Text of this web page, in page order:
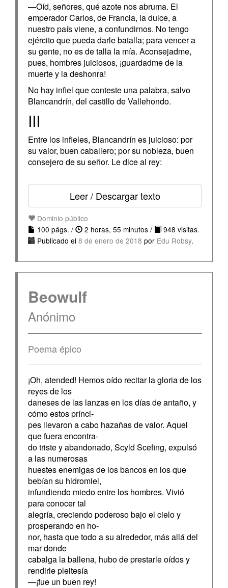
—Oíd, señores, qué azote nos abruma. El
emperador Carlos, de Francia, la dulce, a
nuestro país viene, a confundirnos. No tengo
ejército que pueda darle batalla; para vencer a
su gente, no es de talla la mía. Aconsejadme,
pues, hombres juiciosos, ¡guardadme de la
muerte y la deshonra!
No hay infiel que conteste una palabra, salvo
Blancandrín, del castillo de Vallehondo.
III
Entre los infieles, Blancandrín es juicioso: por
su valor, buen caballero; por su nobleza, buen
consejero de su señor. Le dice al rey:
Leer / Descargar texto
Dominio público
100 págs. /
2 horas, 55 minutos /
948 visitas.
Publicado el 8 de enero de 2018 por Edu Robsy.
Beowulf
Anónimo
Poema épico
¡Oh, atended! Hemos oído recitar la gloria de los
reyes de los
daneses de las lanzas en los días de antaño, y
cómo estos prínci-
pes llevaron a cabo hazañas de valor. Aquel
que fuera encontra-
do triste y abandonado, Scyld Scefing, expulsó
a las numerosas
huestes enemigas de los bancos en los que
bebían su hidromiel,
infundiendo miedo entre los hombres. Vivió
para conocer tal
alegría, creciendo poderoso bajo el cielo y
prosperando en ho-
nor, hasta que todo a su alrededor, más allá del
mar donde
cabalga la ballena, hubo de prestarle oídos y
rendirle pleitesía
—¡fue un buen rey!